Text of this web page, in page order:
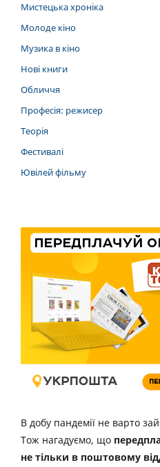
Мистецька хроніка
Молоде кіно
Музика в кіно
Нові книги
Обличчя
Професія: режисер
Теорія
Фестивалі
Ювілей фільму
В добу пандемії не варто
Тож нагадуємо, що
не тільки в поштовому